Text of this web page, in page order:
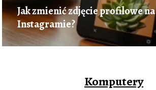
Jak zmienić zdjęcie profilowe na
Instagramie?
Komputery